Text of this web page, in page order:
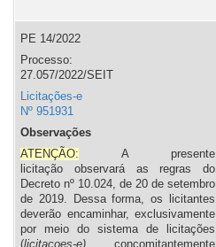
PE 14/2022
Processo:
27.057/2022/SEIT
Licitações-e
Nº 951931
Observações
ATENÇÃO: A presente
licitação observará as regras do
Decreto nº 10.024, de 20 de setembro
de 2019. Dessa forma, os licitantes
deverão encaminhar, exclusivamente
por meio do sistema de licitações
(licitacoes-e) , concomitantemente